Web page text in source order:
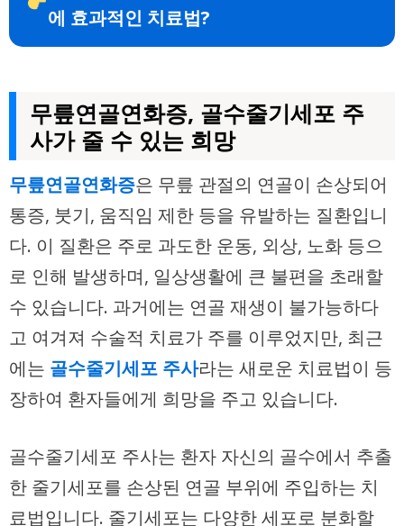
에 효과적인 치료법?
무릎연골연화증, 골수줄기세포 주
사가 줄 수 있는 희망
무릎연골연화증은 무릎 관절의 연골이 손상되어
통증, 붓기, 움직임 제한 등을 유발하는 질환입니
다. 이 질환은 주로 과도한 운동, 외상, 노화 등으
로 인해 발생하며, 일상생활에 큰 불편을 초래할
수 있습니다. 과거에는 연골 재생이 불가능하다
고 여겨져 수술적 치료가 주를 이루었지만, 최근
에는 골수줄기세포 주사라는 새로운 치료법이 등
장하여 환자들에게 희망을 주고 있습니다.
골수줄기세포 주사는 환자 자신의 골수에서 추출
한 줄기세포를 손상된 연골 부위에 주입하는 치
료법입니다. 줄기세포는 다양한 세포로 분화할